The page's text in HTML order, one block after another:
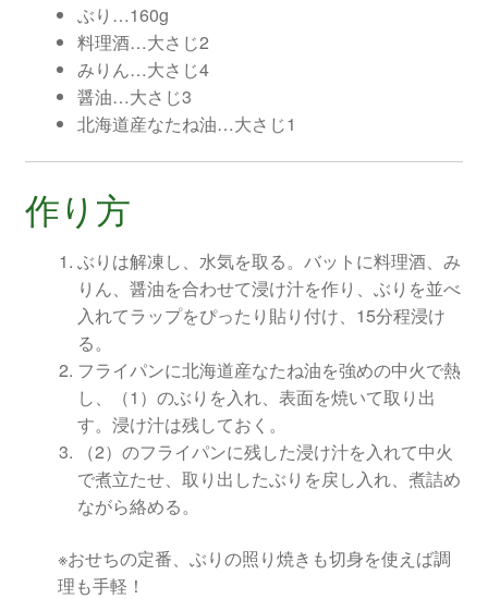
ぶり…160g
料理酒…大さじ2
みりん…大さじ4
醤油…大さじ3
北海道産なたね油…大さじ1
作り方
ぶりは解凍し、水気を取る。バットに料理酒、み
りん、醤油を合わせて浸け汁を作り、ぶりを並べ
入れてラップをぴったり貼り付け、15分程浸け
る。
フライパンに北海道産なたね油を強めの中火で熱
し、（1）のぶりを入れ、表面を焼いて取り出
す。浸け汁は残しておく。
（2）のフライパンに残した浸け汁を入れて中火
で煮立たせ、取り出したぶりを戻し入れ、煮詰め
ながら絡める。
※おせちの定番、ぶりの照り焼きも切身を使えば調
理も手軽！